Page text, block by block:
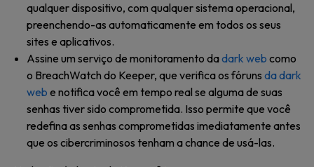
qualquer dispositivo, com qualquer sistema operacional,
preenchendo-as automaticamente em todos os seus
sites e aplicativos.
Assine um serviço de monitoramento dadark web como
o BreachWatch do Keeper, que verifica os fóruns da dark
web e notifica você em tempo real se alguma de suas
senhas tiver sido comprometida. Isso permite que você
redefina as senhas comprometidas imediatamente antes
que os cibercriminosos tenham a chance de usá-las.